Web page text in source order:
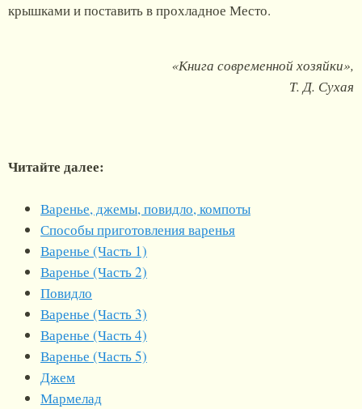
крышками и поставить в прохладное Место.
«Книга современной хозяйки»,
Т. Д. Сухая
Читайте далее:
Варенье, джемы, повидло, компоты
Способы приготовления варенья
Варенье (Часть 1)
Варенье (Часть 2)
Повидло
Варенье (Часть 3)
Варенье (Часть 4)
Варенье (Часть 5)
Джем
Мармелад